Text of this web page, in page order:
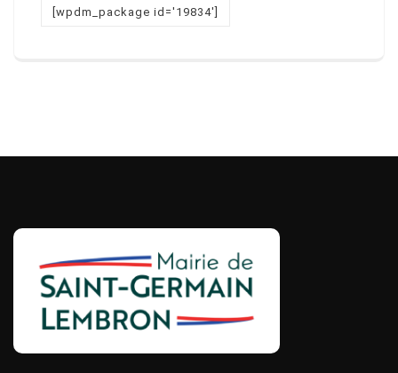
[wpdm_package id='19834']